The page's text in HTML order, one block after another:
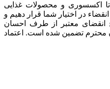
اکسسوری و محصولات غذایی
در اختیار شما قرار دهیم و
انقضای معتبر از طرف احسان
تضمین شده است. اعتماد